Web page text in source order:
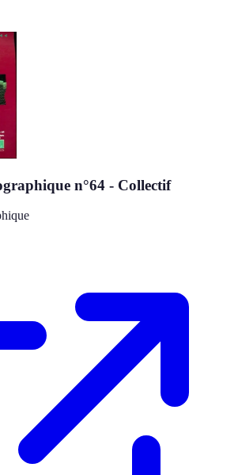
n°64 - Collectif